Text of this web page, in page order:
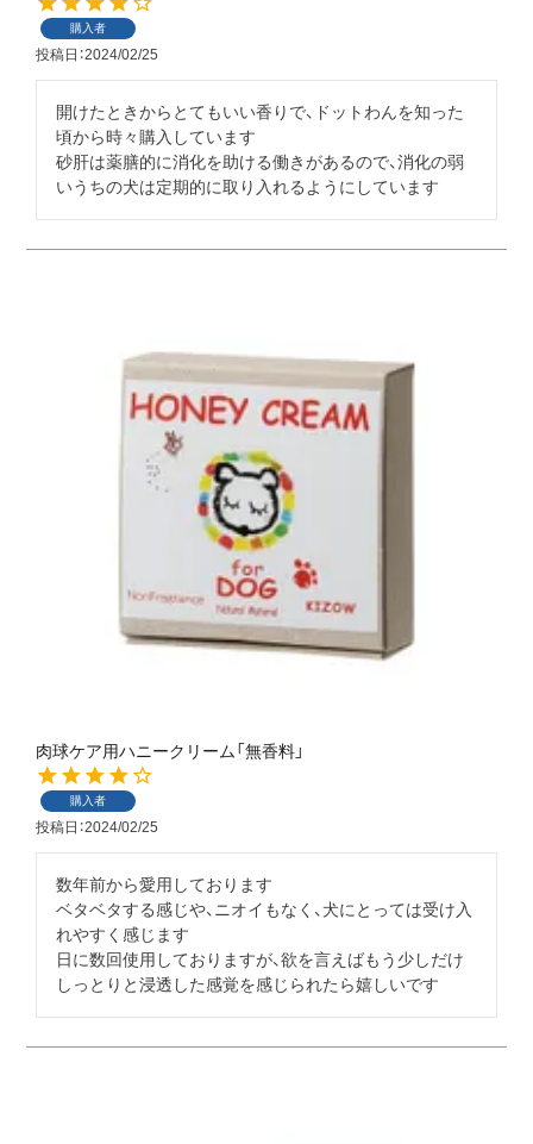
購入者
投稿日 2024/02/25
開けたときからとてもいい香りで、ドットわんを知った
頃から時々購入しています
砂肝は薬膳的に消化を助ける働きがあるので、消化の弱
いうちの犬は定期的に取り入れるようにしています
肉球ケア用ハニークリーム「無香料」
購入者
投稿日 2024/02/25
数年前から愛用しております
ベタベタする感じや、ニオイもなく、犬にとっては受け入
れやすく感じます
日に数回使用しておりますが、欲を言えばもう少しだけ
しっとりと浸透した感覚を感じられたら嬉しいです